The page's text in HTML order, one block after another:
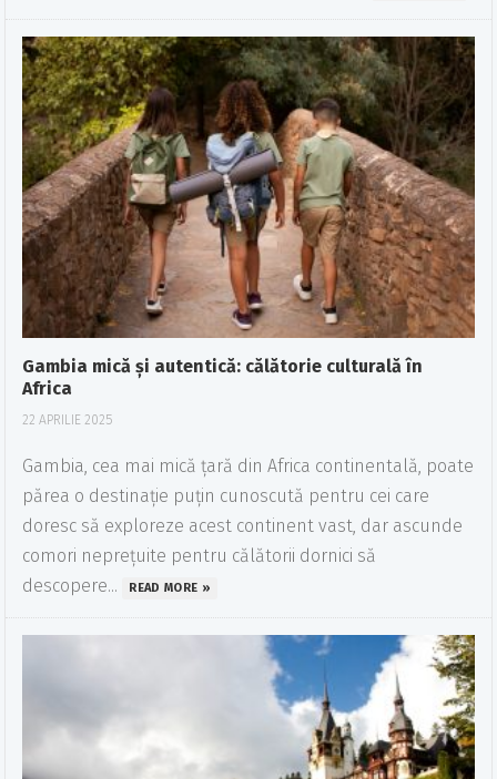
Gambia mică și autentică: călătorie culturală în
Africa
22 APRILIE 2025
Gambia, cea mai mică țară din Africa continentală, poate
părea o destinație puțin cunoscută pentru cei care
doresc să exploreze acest continent vast, dar ascunde
comori neprețuite pentru călătorii dornici să
descopere...
READ MORE »